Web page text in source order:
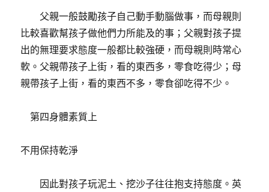
父親一般鼓勵孩子自己動手動腦做事，而母親則
比較喜歡幫孩子做他們力所能及的事；父親對孩子提
出的無理要求態度一般都比較強硬，而母親則時常心
軟。父親帶孩子上街，看的東西多，零食吃得少；母
親帶孩子上街，看的東西不多，零食卻吃得不少。
第四身體素質上
不用保持乾淨
因此對孩子玩泥土、挖沙子往往抱支持態度。英